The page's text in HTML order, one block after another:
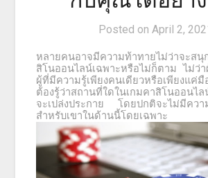
Posted on April 2,
หลายคนอาจมีความท้าทายไม่ว่าจะสนุ
สิโนออนไลน์เฉพาะหรือไม่ก็ตาม ไม่ว่า
ผู้ที่มีความรู้เพียงคนเดียวหรือเพียงแค่มื
ต้องรู้ว่าสถานที่ใดในเกมคาสิโนออนไ
จะเปล่งประกาย
โดยปกติจะไม่มีควา
สำหรับเขาในด้านนี้โดยเฉพาะ